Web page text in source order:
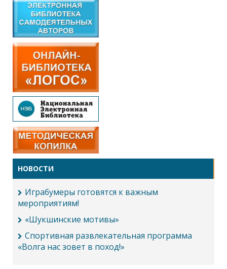
НОВОСТИ
Играбумеры готовятся к важным
мероприятиям!
«Шукшинские мотивы»
Спортивная развлекательная программа
«Волга нас зовет в поход!»